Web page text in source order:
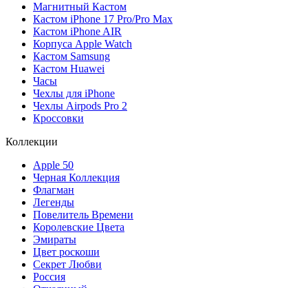
Магнитный Кастом
Кастом iPhone 17 Pro/Pro Max
Кастом iPhone AIR
Корпуса Apple Watch
Кастом Samsung
Кастом Huawei
Часы
Чехлы для iPhone
Чехлы Airpods Pro 2
Кроссовки
Коллекции
Apple 50
Черная Коллекция
Флагман
Легенды
Повелитель Времени
Королевские Цвета
Эмираты
Цвет роскоши
Секрет Любви
Россия